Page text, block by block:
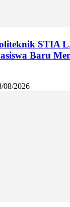
STIA
Baru
08/2026